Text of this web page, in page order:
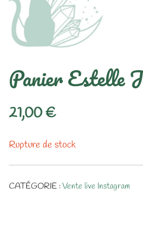
Panier Estelle
21,00€
Rupture de stock
CATÉGORIE :Vente live Instagram